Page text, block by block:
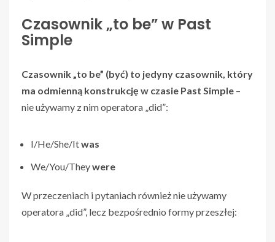
Czasownik „to be” w Past
Simple
Czasownik „to be” (być) to jedyny czasownik, który
ma odmienną konstrukcję w czasie Past Simple –
nie używamy z nim operatora „did”:
I/He/She/Itwas
We/You/Theywere
W przeczeniach i pytaniach również nie używamy
operatora „did”, lecz bezpośrednio formy przeszłej: